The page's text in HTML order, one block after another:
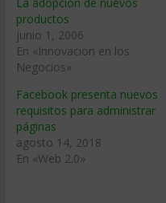
productos
junio 1, 2006
En «Innovacion en los
Negocios»
Facebook presenta nuevos
requisitos para administrar
páginas
agosto 14, 2018
En «Web 2.0»